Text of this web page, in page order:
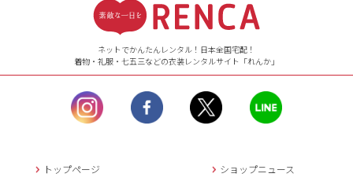
【ご注文（インターネット）】
24時間年中無休
【お問い合わせ窓口（メー
ル）】10:00~17:00
土曜日、日曜日、臨
時休業日を除く。
営業時間外にいただ
返信させていただきま
ネットでかんたんレンタル！日本全国宅配！
着物・礼服・七五三などの衣装レンタルサイト「れんか」
トップページ ショップニュース